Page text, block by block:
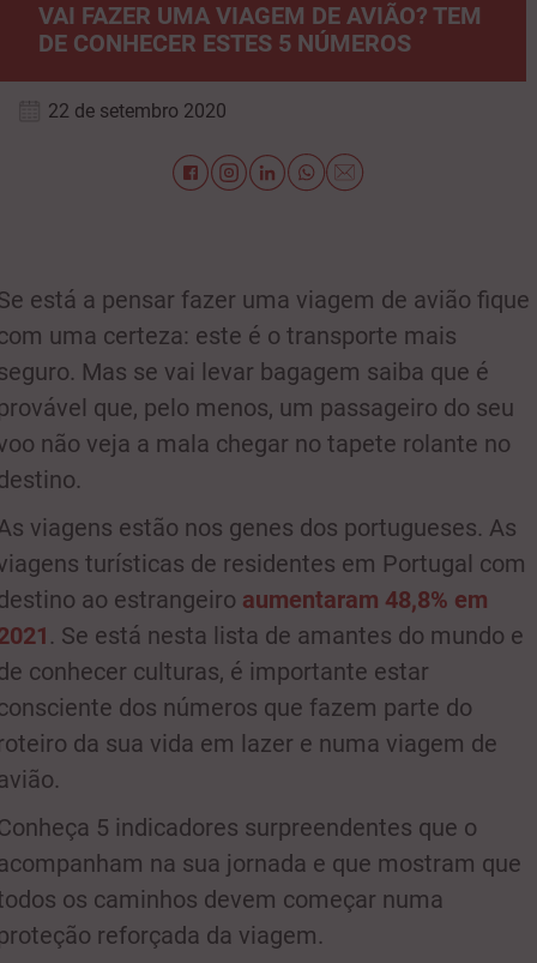
VAI FAZER UMA VIAGEM DE AVIÃO? TEM
DE CONHECER ESTES 5 NÚMEROS
22 de setembro 2020
está a pensar fazer uma viagem de avião fique
uma certeza: este é o transporte mais
Mas se vai levar bagagem saiba que é
que, pelo menos, um passageiro do seu
não veja a mala chegar no tapete rolante no
viagens estão nos genes dos portugueses. As
turísticas de residentes em Portugal com
ao estrangeiro aumentaram 48,8% em
. Se está nesta lista de amantes do mundo e
conhecer culturas, é importante estar
dos números que fazem parte do
da sua vida em lazer e numa viagem de
5 indicadores surpreendentes que o
na sua jornada e que mostram que
os caminhos devem começar numa
reforçada da viagem.